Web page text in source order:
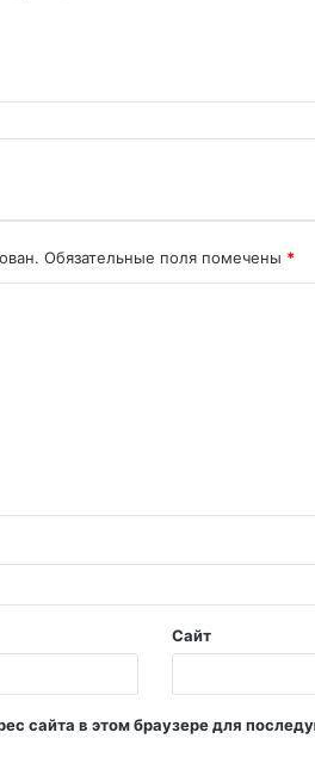
Обязательные поля помечены *
Сайт
сайта в этом браузере для